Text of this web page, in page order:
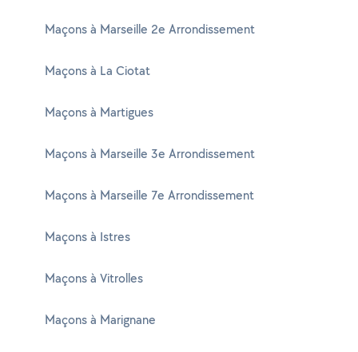
Maçons à Marseille 2e Arrondissement
Maçons à La Ciotat
Maçons à Martigues
Maçons à Marseille 3e Arrondissement
Maçons à Marseille 7e Arrondissement
Maçons à Istres
Maçons à Vitrolles
Maçons à Marignane